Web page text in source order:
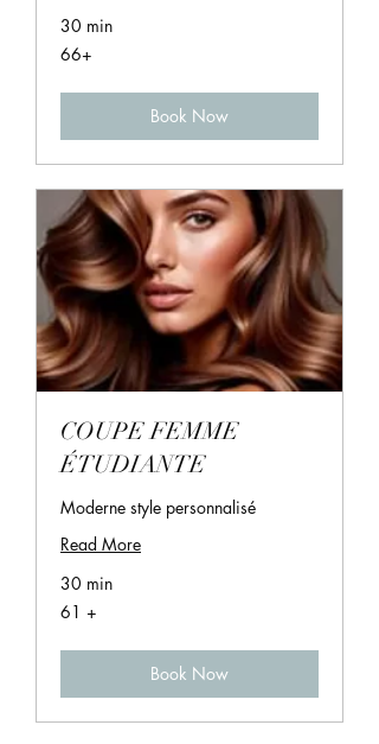
30 min
66+
66+
Book Now
COUPE FEMME
ÉTUDIANTE
Moderne style personnalisé
Read More
30 min
61
+
61 +
Book Now